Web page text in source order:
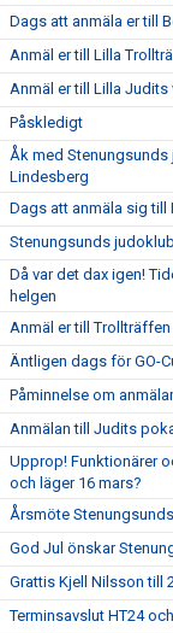
Dags att anmäla er till
Anmäl er till Lilla
Anmäl er till Lilla
Påskledigt
Åk med
Lindesberg
Dags att anmäla sig till
Stenungsunds
Då var det dax igen!
helgen
Anmäl er till Trollträffen
Äntligen dags för GO-
Påminnelse om
Anmälan till Judits
Upprop! Funktionärer
och läger 16 mars?
Årsmöte
God Jul önskar
Grattis Kjell Nilsson till
Terminsavslut HT24